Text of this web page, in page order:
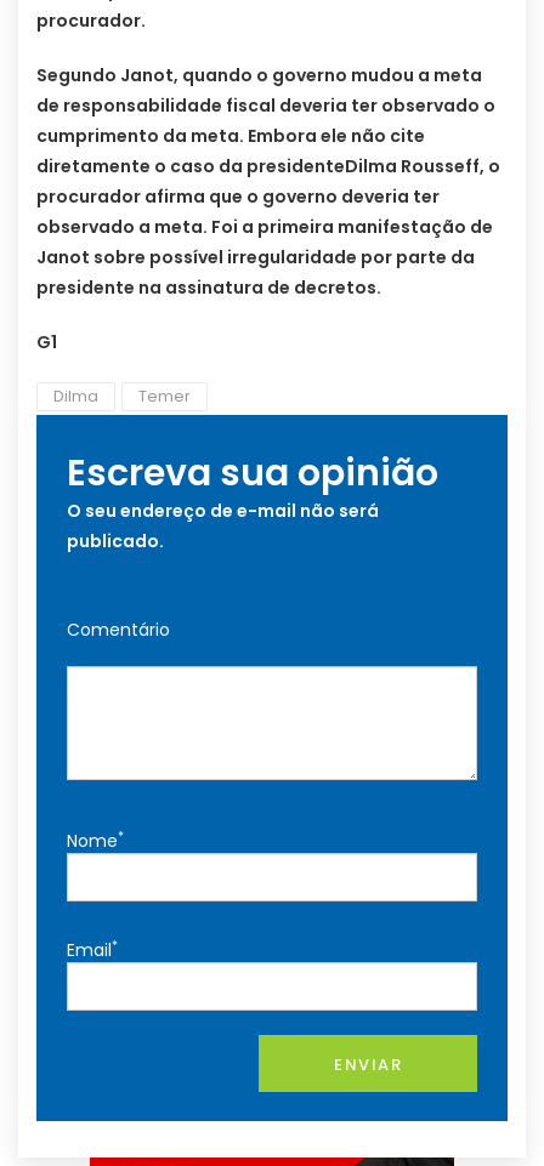
procurador.
Segundo Janot, quando o governo mudou a meta
de responsabilidade fiscal deveria ter observado o
cumprimento da meta. Embora ele não cite
diretamente o caso da presidenteDilma Rousseff, o
procurador afirma que o governo deveria ter
observado a meta. Foi a primeira manifestação de
Janot sobre possível irregularidade por parte da
presidente na assinatura de decretos.
G1
Dilma Temer
Escreva sua opinião
O seu endereço de e-mail não será
publicado.
Comentário
Nome*
Email*
ENVIAR